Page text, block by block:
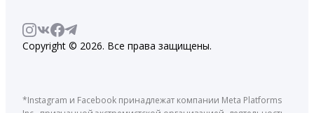
Copyright © 2026. Все права защищены.
*Instagram и Facebook принадлежат компании Meta Platforms